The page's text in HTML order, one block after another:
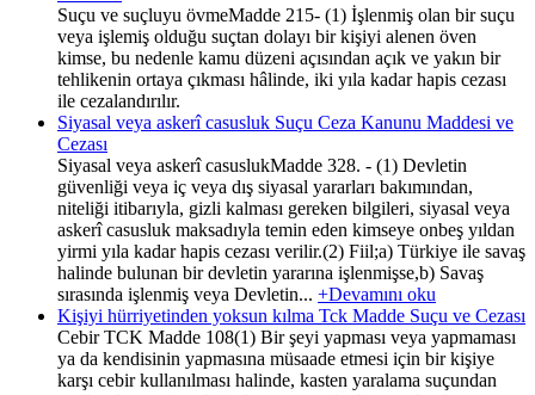
Suçu ve suçluyu övmeMadde 215- (1) İşlenmiş olan bir suçu
veya işlemiş olduğu suçtan dolayı bir kişiyi alenen öven
kimse, bu nedenle kamu düzeni açısından açık ve yakın bir
tehlikenin ortaya çıkması hâlinde, iki yıla kadar hapis cezası
ile cezalandırılır.
Siyasal veya askerî casusluk Suçu Ceza Kanunu Maddesi ve
Cezası
Siyasal veya askerî casuslukMadde 328. - (1) Devletin
güvenliği veya iç veya dış siyasal yararları bakımından,
niteliği itibarıyla, gizli kalması gereken bilgileri, siyasal veya
askerî casusluk maksadıyla temin eden kimseye onbeş yıldan
yirmi yıla kadar hapis cezası verilir.(2) Fiil;a) Türkiye ile savaş
halinde bulunan bir devletin yararına işlenmişse,b) Savaş
sırasında işlenmiş veya Devletin... +Devamını oku
Kişiyi hürriyetinden yoksun kılma Tck Madde Suçu ve Cezası
Cebir TCK Madde 108(1) Bir şeyi yapması veya yapmaması
ya da kendisinin yapmasına müsaade etmesi için bir kişiye
karşı cebir kullanılması halinde, kasten yaralama suçundan